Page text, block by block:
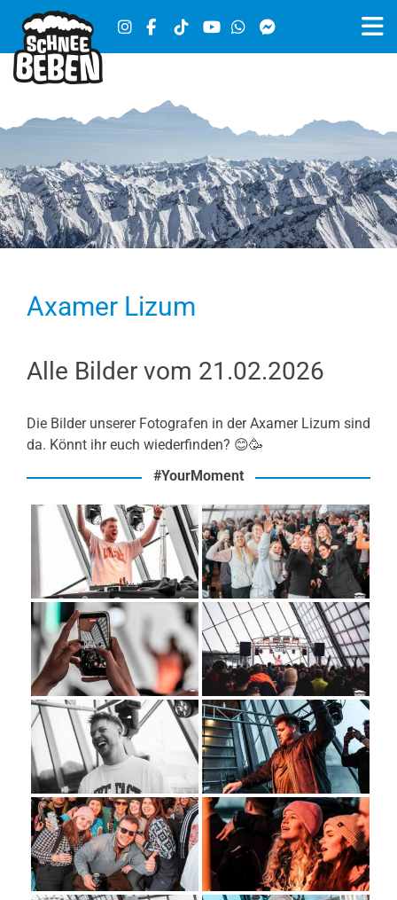
Axamer Lizum
Alle Bilder vom 21.02.2026
Die Bilder unserer Fotografen in der Axamer Lizum sind
da. Könnt ihr euch wiederfinden? 😊🥳
#YourMoment